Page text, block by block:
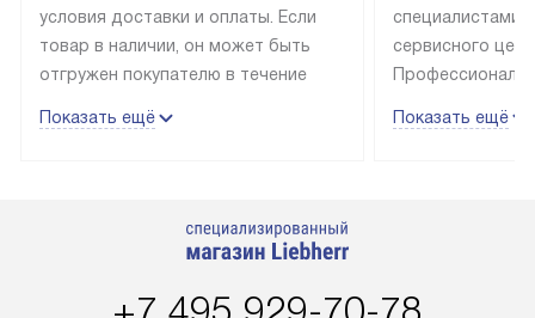
условия доставки и оплаты. Если
товар в наличии, он может быть
отгружен покупателю в течение
лейблом доставляется бесплатно
Показать ещё
специалистами
сервисного
эксплуатации
Показать ещё